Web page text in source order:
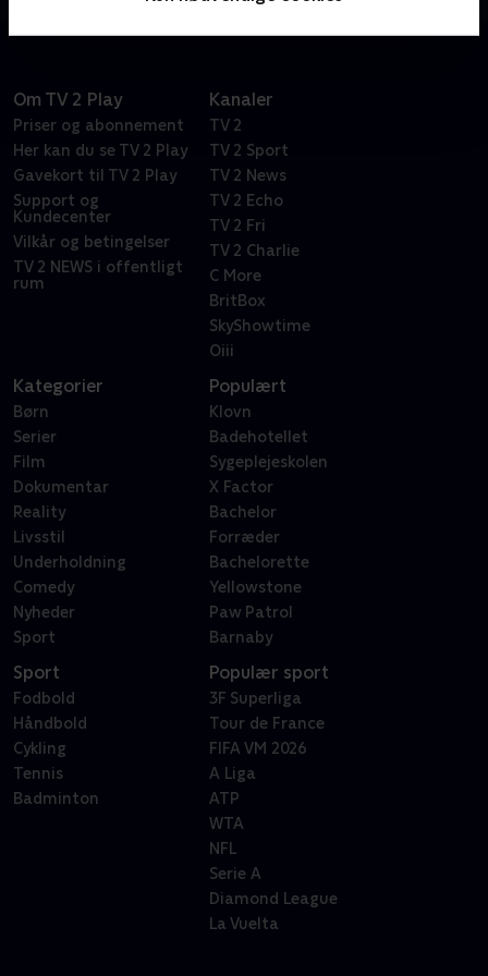
nu midt på havnefronten i Skagen.
Om TV 2 Play
Priser og abonnement
Her kan du se TV 2 Play
Gavekort til TV 2 Play
Support og
Kundecenter
Vilkår og betingelser
TV 2 NEWS i offentligt
rum
Kanaler
TV 2
TV 2 Sport
TV 2 News
TV 2 Echo
TV 2 Fri
TV 2 Charlie
C More
BritBox
SkyShowtime
Oiii
Kategorier
Børn
Serier
Film
Dokumentar
Reality
Livsstil
Underholdning
Comedy
Nyheder
Sport
Populært
Klovn
Badehotellet
Sygeplejeskolen
X Factor
Bachelor
Forræder
Bachelorette
Yellowstone
Paw Patrol
Barnaby
Sport
Fodbold
Håndbold
Cykling
Tennis
Badminton
Populær sport
3F Superliga
Tour de France
FIFA VM 2026
A Liga
ATP
WTA
NFL
Serie A
Diamond League
La Vuelta